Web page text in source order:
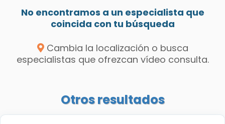
No encontramos a un especialista que
coincida con tu búsqueda
Cambia la localización o busca
especialistas que ofrezcan vídeo consulta.
Otros resultados